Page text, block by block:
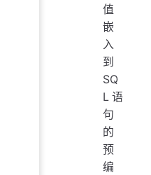
值
嵌
入
到
SQ
L语
句
的
预
编